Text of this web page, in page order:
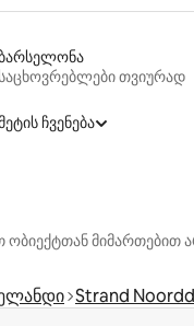
საცხოვრებლები თვიურად
ჩვენება
მიმართებით
Strand